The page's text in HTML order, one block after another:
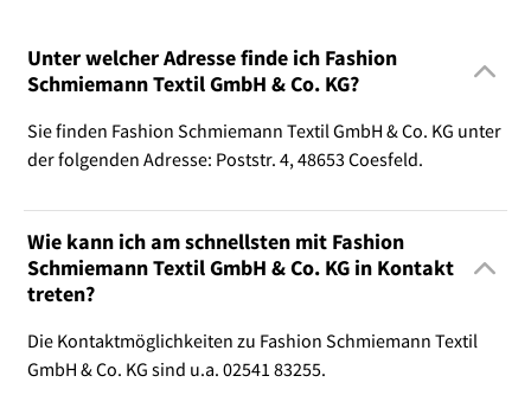
Unter welcher Adresse finde ich Fashion
Schmiemann Textil GmbH & Co. KG?
Sie finden Fashion Schmiemann Textil GmbH & Co. KG unter
der folgenden Adresse: Poststr. 4, 48653 Coesfeld.
Wie kann ich am schnellsten mit Fashion
Schmiemann Textil GmbH & Co. KG in Kontakt
treten?
Die Kontaktmöglichkeiten zu Fashion Schmiemann Textil
GmbH & Co. KG sind u.a. 02541 83255.